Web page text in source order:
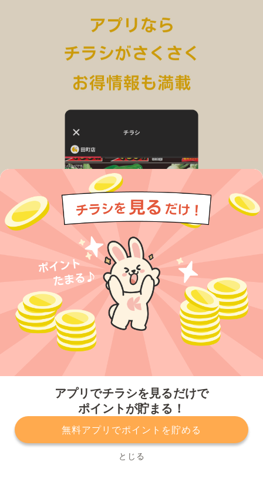
アプリでチラシを見るだけで
ポイントが貯まる！
無料アプリでポイントを貯める
とじる
プライバシーポリシー 利用規約
運営会社
サービスに関してのお問い合わせ